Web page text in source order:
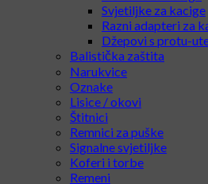
Svjetiljke za kacige
Razni adapteri za
Džepovi s protu-
Balistička zaštita
Narukvice
Oznake
Lisice / okovi
Štitnici
Remnici za puške
Signalne svjetiljke
Koferi i torbe
Remeni